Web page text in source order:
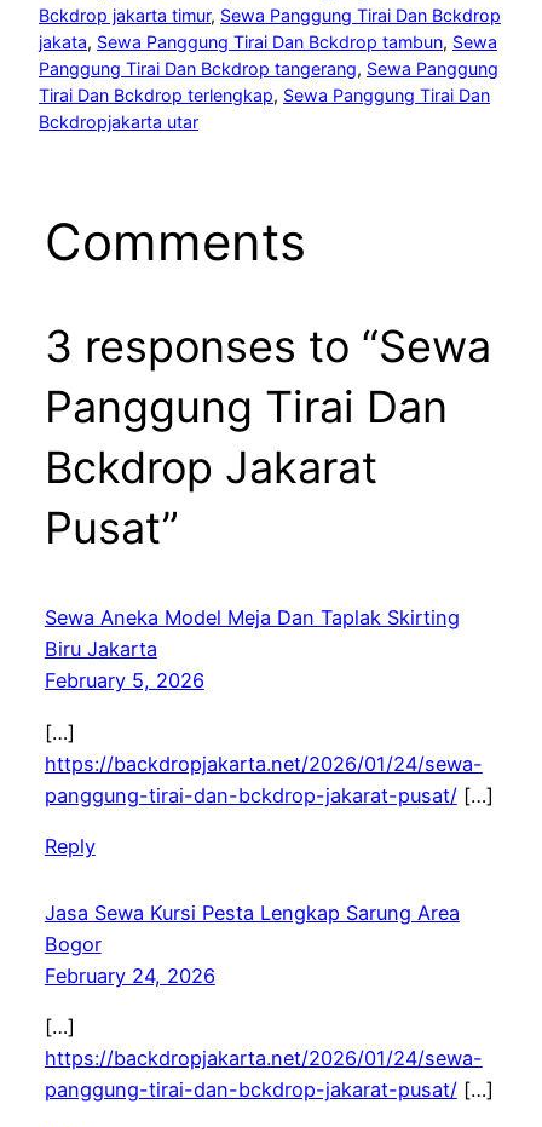
Bckdrop jakarta timur, Sewa Panggung Tirai Dan Bckdrop
jakata, Sewa Panggung Tirai Dan Bckdrop tambun, Sewa
Panggung Tirai Dan Bckdrop tangerang, Sewa Panggung
Tirai Dan Bckdrop terlengkap, Sewa Panggung Tirai Dan
Bckdropjakarta utar
Comments
3 responses to “Sewa
Panggung Tirai Dan
Bckdrop Jakarat
Pusat”
Sewa Aneka Model Meja Dan Taplak Skirting
Biru Jakarta
February 5, 2026
[…]
https://backdropjakarta.net/2026/01/24/sewa-
panggung-tirai-dan-bckdrop-jakarat-pusat/[…]
Reply
Jasa Sewa Kursi Pesta Lengkap Sarung Area
Bogor
February 24, 2026
[…]
https://backdropjakarta.net/2026/01/24/sewa-
panggung-tirai-dan-bckdrop-jakarat-pusat/[…]